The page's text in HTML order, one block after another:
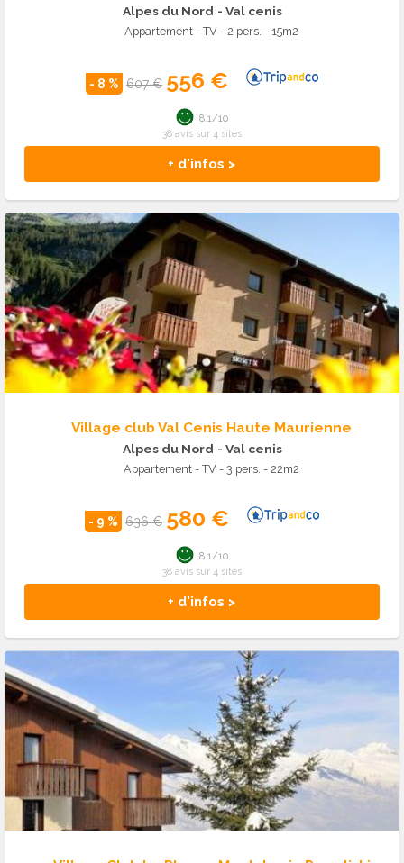
Alpes du Nord - Val cenis
Appartement - TV - 2 pers. - 15m2
- 8 % 607 € 556 €
+ d'infos >
8.1/10
38 avis sur 4 sites
Village club Val Cenis Haute Maurienne
Alpes du Nord - Val cenis
Appartement - TV - 3 pers. - 22m2
- 9 % 636 € 580 €
+ d'infos >
8.1/10
38 avis sur 4 sites